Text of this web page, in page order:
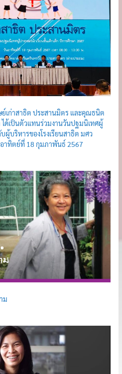
เก่าสาธิต ประสานมิตร และคุณธนิต
ด้เป็นตัวแทนร่วมงานวันปฐมนิเทศผู้
ผู้บริหารของโรงเรียนสาธิต มศว
าทิตย์ที่ 18 กุมภาพันธ์ 2567
ม